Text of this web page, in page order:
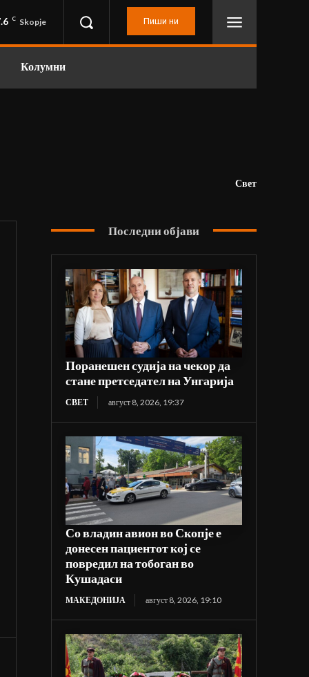
C Skopje Пиши ни
Колумни
Свет
Последни објави
Поранешен судија на чекор да
стане претседател на Унгарија
СВЕТ август 8, 2026, 19:37
Со владин авион во Скопје е
донесен пациентот кој се
повредил на тобоган во
Кушадаси
МАКЕДОНИЈА август 8, 2026, 19:10